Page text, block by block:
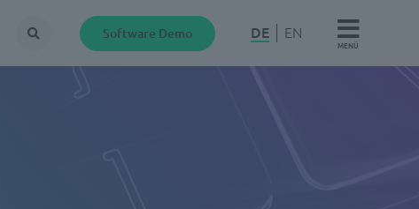
Suche Software Demo DE EN
MENÜ